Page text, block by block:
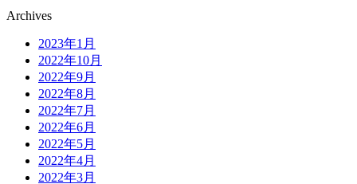
Archives
2023年1月
2022年10月
2022年9月
2022年8月
2022年7月
2022年6月
2022年5月
2022年4月
2022年3月